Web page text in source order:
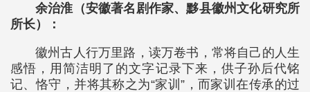
余治淮（安徽著名剧作家、黟县徽州文化研究所
所长）：
徽州古人行万里路，读万卷书，常将自己的人生
感悟，用简洁明了的文字记录下来，供子孙后代铭
记、恪守，并将其称之为“家训”，而家训在传承的过